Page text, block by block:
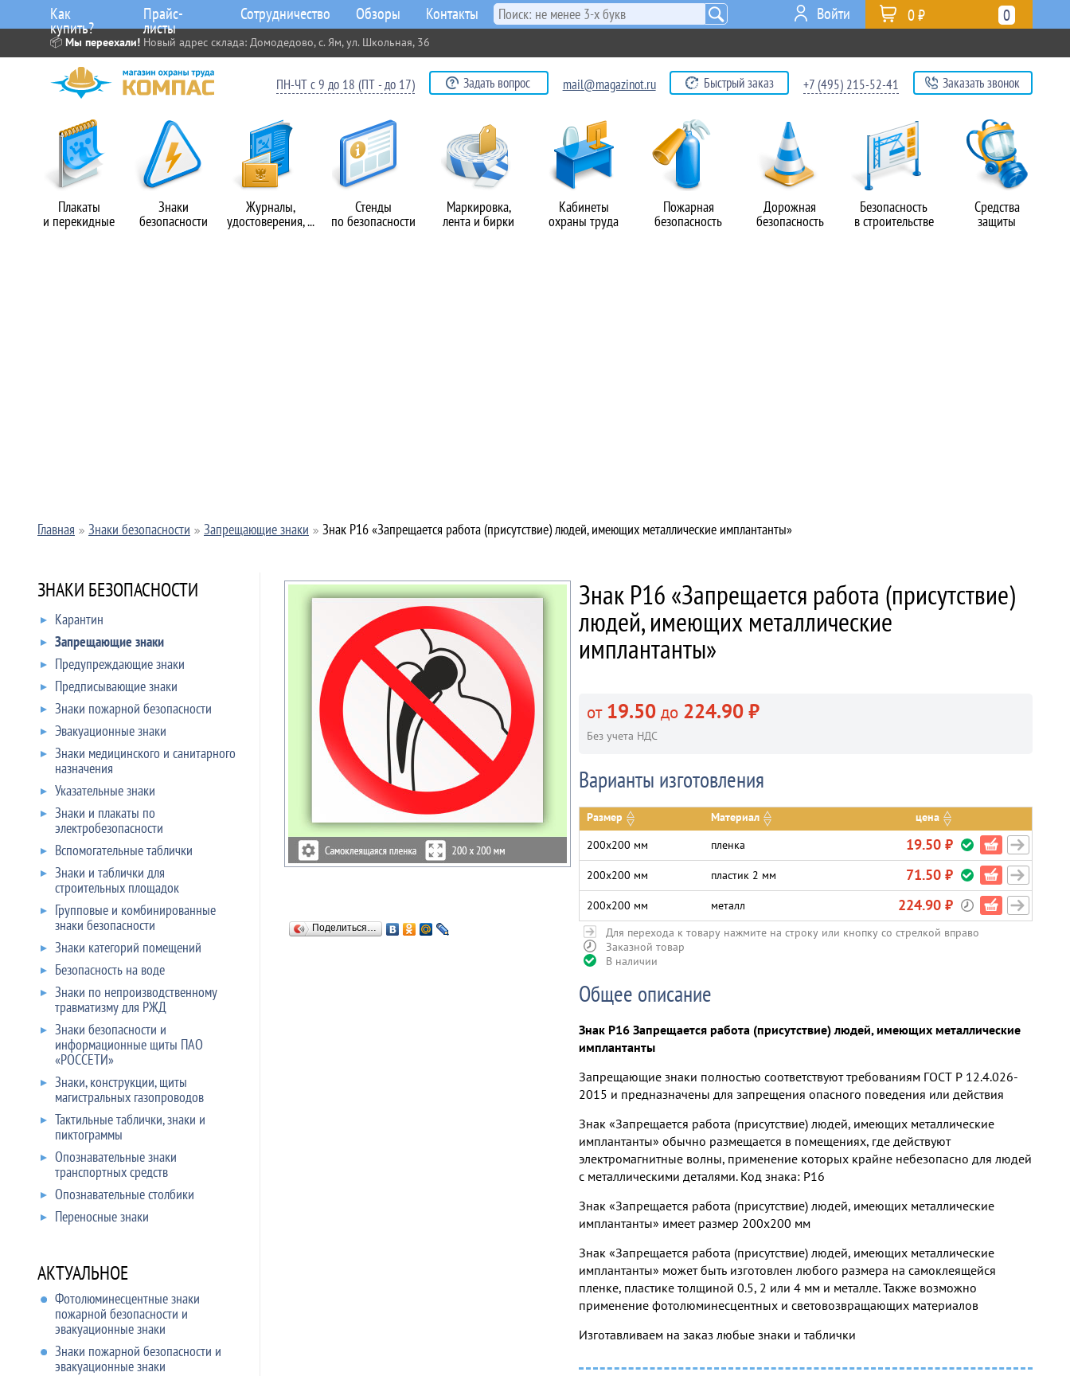
📦 Мы переехали! Новый адрес склада: Домодедово, с. Ям, ул. Школьная, 36
Плакаты
и перекидные
Знаки
безопасности
Журналы,
удостоверения, ...
Стенды
по безопасности
Маркировка,
лента и бирки
Кабинеты
охраны труда
Пожарная
безопасность
Дорожная
безопасность
Безопасность
в строительстве
Средства
защиты
Как
купить?
Прайс-
листы
Сотрудничество Обзоры Контакты 0
0 ₽
Войти
ПН-ЧТ с 9 до 18 (ПТ - до 17) Задать вопрос mail@magazinot.ru Быстрый заказ +7 (495) 215-52-41 Заказать звонок
Главная Знаки безопасности Запрещающие знаки Знак P16 «Запрещается работа (присутствие) людей, имеющих металлические имплантанты»
ЗНАКИ БЕЗОПАСНОСТИ
Карантин
Запрещающие знаки
Предупреждающие знаки
Предписывающие знаки
Знаки пожарной безопасности
Эвакуационные знаки
Знаки медицинского и санитарного
назначения
Указательные знаки
Знаки и плакаты по
электробезопасности
Вспомогательные таблички
Знаки и таблички для
строительных площадок
Групповые и комбинированные
знаки безопасности
Знаки категорий помещений
Безопасность на воде
Знаки по непроизводственному
травматизму для РЖД
Знаки безопасности и
информационные щиты ПАО
«РОССЕТИ»
Знаки, конструкции, щиты
магистральных газопроводов
Тактильные таблички, знаки и
пиктограммы
Опознавательные знаки
транспортных средств
Опознавательные столбики
Переносные знаки
АКТУАЛЬНОЕ
Фотолюминесцентные знаки
пожарной безопасности и
эвакуационные знаки
Знаки пожарной безопасности и
эвакуационные знаки
Поделиться…
Знак P16 «Запрещается работа (присутствие)
людей, имеющих металлические
имплантанты»
от19.50 до 224.90 ₽
Без учета НДС
Варианты изготовления
Размер Материал
цена
200х200 мм
пленка 19.50 ₽
200х200 мм пластик 2 мм 71.50 ₽
200х200 мм металл 224.90 ₽
Для перехода к товару нажмите на строку или кнопку со стрелкой вправо
Заказной товар
В наличии
Общее описание
Знак P16 Запрещается работа (присутствие) людей, имеющих металлические
имплантанты
Запрещающие знаки полностью соответствуют требованиям ГОСТ Р 12.4.026-
2015 и предназначены для запрещения опасного поведения или действия
Знак «Запрещается работа (присутствие) людей, имеющих металлические
имплантанты» обычно размещается в помещениях, где действуют
электромагнитные волны, применение которых крайне небезопасно для людей
с металлическими деталями. Код знака: P16
Знак «Запрещается работа (присутствие) людей, имеющих металлические
имплантанты» имеет размер 200х200 мм
Знак «Запрещается работа (присутствие) людей, имеющих металлические
имплантанты» может быть изготовлен любого размера на самоклеящейся
пленке, пластике толщиной 0.5, 2 или 4 мм и металле. Также возможно
применение фотолюминесцентных и световозвращающих материалов
Изготавливаем на заказ любые знаки и таблички